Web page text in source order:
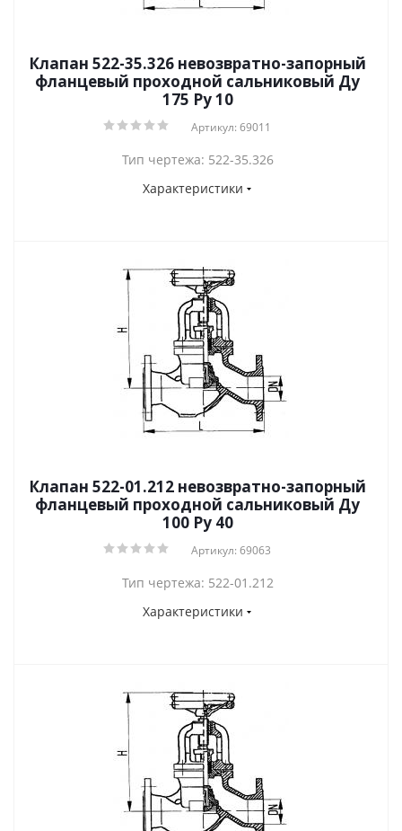
Клапан 522-35.326 невозвратно-запорный
фланцевый проходной сальниковый Ду
175 Ру 10
Артикул: 69011
Тип чертежа: 522-35.326
Характеристики
Клапан 522-01.212 невозвратно-запорный
фланцевый проходной сальниковый Ду
100 Ру 40
Артикул: 69063
Тип чертежа: 522-01.212
Характеристики